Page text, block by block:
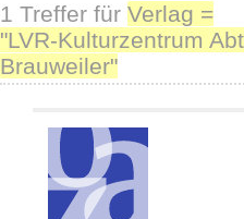
1 Treffer für Verlag =
"LVR-Kulturzentrum
Brauweiler"